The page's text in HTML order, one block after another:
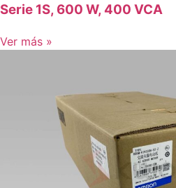
Serie 1S, 600 W, 400 VCA
Ver más »